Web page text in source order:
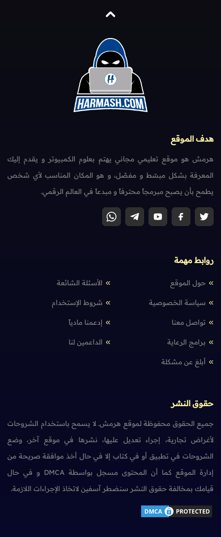
هدف الموقع
هرمش هو موقع تعليمي مجاني يهتم بعلوم الكمبيوتر و يقدم إليك
المعرفة بشكل مبسّط و مفصّل، و هو المكان المناسب لأي شخص
يطمح بأن يصبح مبرمجاً محترفاً و مبدعاً في العالم الرقمي.
روابط مهمة
حول الموقع الأسئلة الشائعة
سياسة الخصوصية شروط الإستخدام
تواصل معنا إدعمنا مادياً
برامج الرعاية الداعمين لنا
أبلغ عن مشكلة
حقوق النشر
جميع الحقوق محفوظة لموقع هرمش. لا يسمح باستخدام الشروحات
لأغراض تجارية، إجراء تعديل عليها، نشرها في موقع آخر، وضع
الشروحات في تطبيق أو في كتاب إلا في حال أخذ موافقة صريحة من
إدارة الموقع كما أن المحتوى مسجل بواسطة DMCA و في حال
قيامك بمخالفة حقوق النشر سنضطر آسفين لاتخاذ الإجراءات اللازمة.